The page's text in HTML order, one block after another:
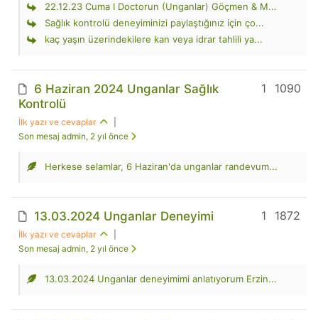
22.12.23 Cuma I Doctorun (Unganlar) Göçmen & M...
Sağlık kontrolü deneyiminizi paylaştığınız için ço...
kaç yaşın üzerindekilere kan veya idrar tahlili ya...
6 Haziran 2024 Unganlar Sağlık
Kontrolü
İlk yazı ve cevaplar
Son mesaj admin, 2 yıl önce
1090
1
Herkese selamlar, 6 Haziran'da unganlar randevum...
13.03.2024 Unganlar Deneyimi
İlk yazı ve cevaplar
Son mesaj admin, 2 yıl önce
1872
1
13.03.2024 Unganlar deneyimimi anlatıyorum Erzin...